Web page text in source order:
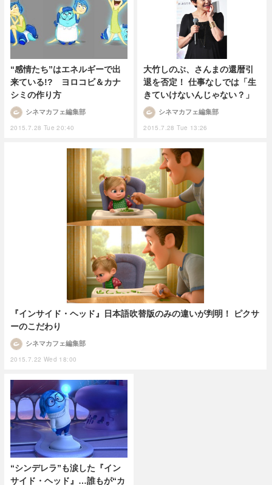
“感情たち”はエネルギーで出
来ている!? ヨロコビ＆カナ
シミの作り方
2015.7.28 Tue 20:40
シネマカフェ編集部
大竹しのぶ、さんまの還暦引
退を否定！ 仕事なしでは「生
きていけないんじゃない？」
2015.7.28 Tue 13:26
シネマカフェ編集部
『インサイド・ヘッド』日本語吹替版のみの違いが判明！ ピクサ
ーのこだわり
2015.7.22 Wed 18:00
シネマカフェ編集部
“シンデレラ”も涙した『イン
サイド・ヘッド』…誰もが“カ